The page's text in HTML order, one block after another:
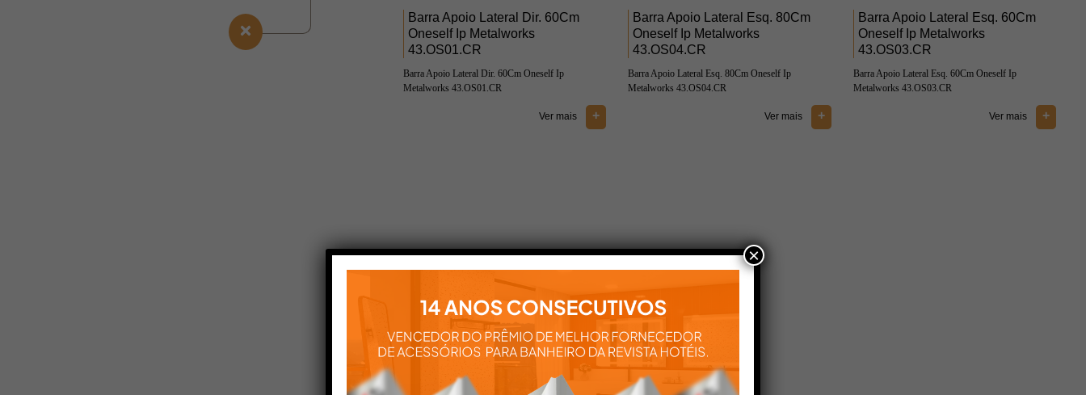
Barra Apoio Lateral Dir. 60Cm
Oneself Ip Metalworks
43.OS01.CR
Barra Apoio Lateral Dir. 60Cm Oneself Ip
Metalworks 43.OS01.CR
Ver mais +
Barra Apoio Lateral Esq. 80Cm
Oneself Ip Metalworks
43.OS04.CR
Barra Apoio Lateral Esq. 80Cm Oneself Ip
Metalworks 43.OS04.CR
Ver mais +
Barra Apoio Lateral Esq. 60Cm
Oneself Ip Metalworks
43.OS03.CR
Barra Apoio Lateral Esq. 60Cm Oneself Ip
Metalworks 43.OS03.CR
Ver mais +
×